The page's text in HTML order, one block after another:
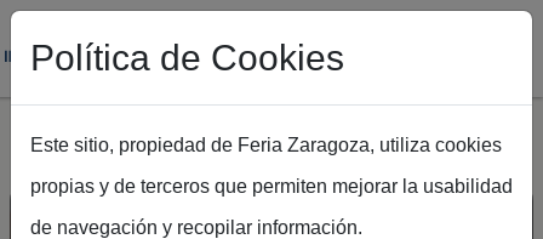
Pasar al contenido principal
Política de Cookies
Este sitio, propiedad de Feria Zaragoza, utiliza cookies
propias y de terceros que permiten mejorar la usabilidad
de navegación y recopilar información.